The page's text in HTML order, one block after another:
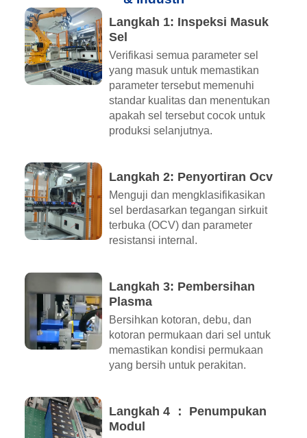
Langkah 1: Inspeksi Masuk
Sel
Verifikasi semua parameter sel
yang masuk untuk memastikan
parameter tersebut memenuhi
standar kualitas dan menentukan
apakah sel tersebut cocok untuk
produksi selanjutnya.
Langkah 2: Penyortiran Ocv
Menguji dan mengklasifikasikan
sel berdasarkan tegangan sirkuit
terbuka (OCV) dan parameter
resistansi internal.
Langkah 3: Pembersihan
Plasma
Bersihkan kotoran, debu, dan
kotoran permukaan dari sel untuk
memastikan kondisi permukaan
yang bersih untuk perakitan.
Langkah 4 ： Penumpukan
Modul